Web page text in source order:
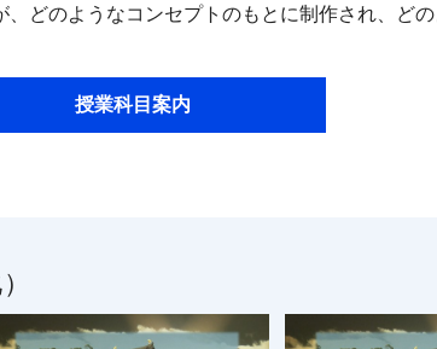
どのようなコンセプトのもとに制作され、ど
授業科目案内